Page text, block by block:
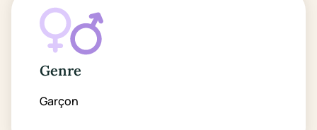
Genre
Garçon